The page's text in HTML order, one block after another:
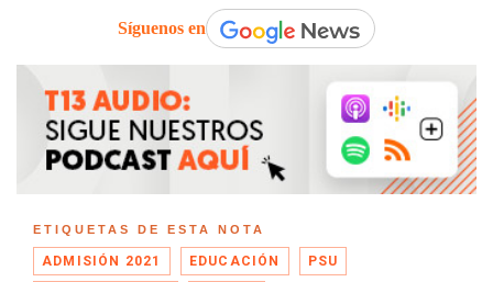
Síguenos en
ETIQUETAS DE ESTA NOTA
ADMISIÓN 2021 EDUCACIÓN PSU